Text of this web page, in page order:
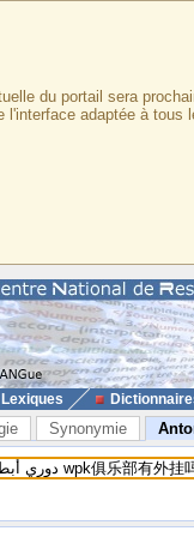
du portail sera
l'interface adaptée à
Lexiques
Synonymie